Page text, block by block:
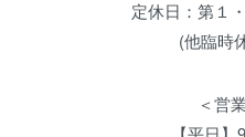
定休日：第１
(他臨時
＜営